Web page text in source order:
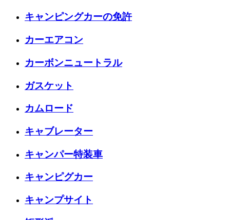
キャンピングカーの免許
カーエアコン
カーボンニュートラル
ガスケット
カムロード
キャブレーター
キャンパー特装車
キャンピグカー
キャンプサイト